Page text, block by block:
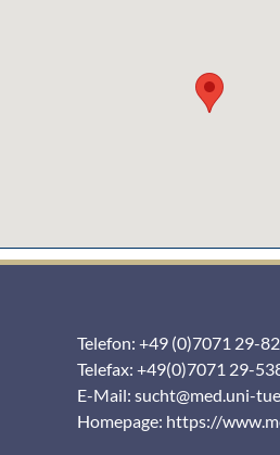
Telefon: +49 (0)7071 29-
Telefax: +49(0)7071 29-
E-Mail: sucht@med.uni-
Homepage: https://